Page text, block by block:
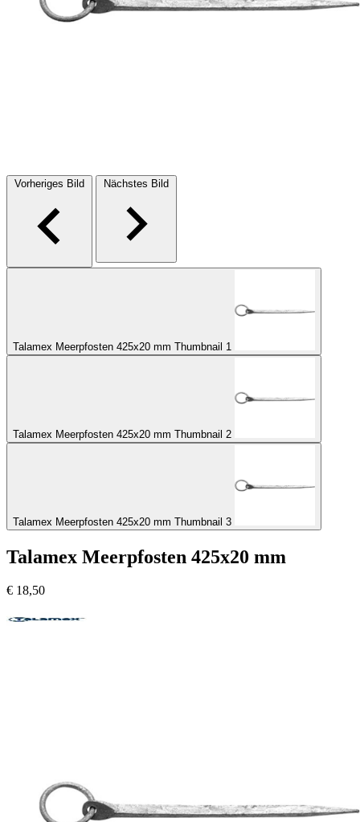
Vorheriges Bild Nächstes Bild
Talamex Meerpfosten 425x20 mm Thumbnail 1
Talamex Meerpfosten 425x20 mm Thumbnail 2
Talamex Meerpfosten 425x20 mm Thumbnail 3
Talamex Meerpfosten 425x20 mm
€ 18,50